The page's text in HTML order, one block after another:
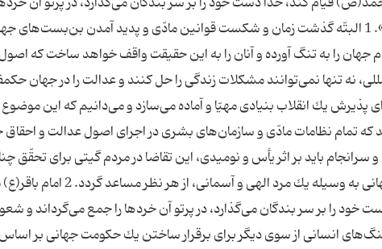
شعور آنان به حد كمال می‌رسد». 1 البتّه گذشت زمان و شكست قوانین مادّی و پدید آمدن
جهان را به تنگ آورده و آنان را به این حقیقت واقف خواهد ساخت كه
نه تنها نمی‌توانند مشكلات زندگی را حل كنند و عدالت را در جهان
پذیرش یك انقلاب بنیادی مهیّا و آماده می‌سازد و می‌دانیم كه این موضوع
كه تمام نظامات مادّی و سازمان‌های بشری در اجرای اصول عدالت و
سرانجام باید بر اثر یأس و نومیدی، این تقاضا در مردم گیتی برای تحقّق
زمینه برای عرضه یك انقلاب جهانی به
را بر سر بندگان می‌گذارد، در پرتو آن خردها را جمع می‌گرداند و
و فرهنگ‌های انسانی از سوی دیگر برای برقرار ساختن یك حكومت جهانی بر